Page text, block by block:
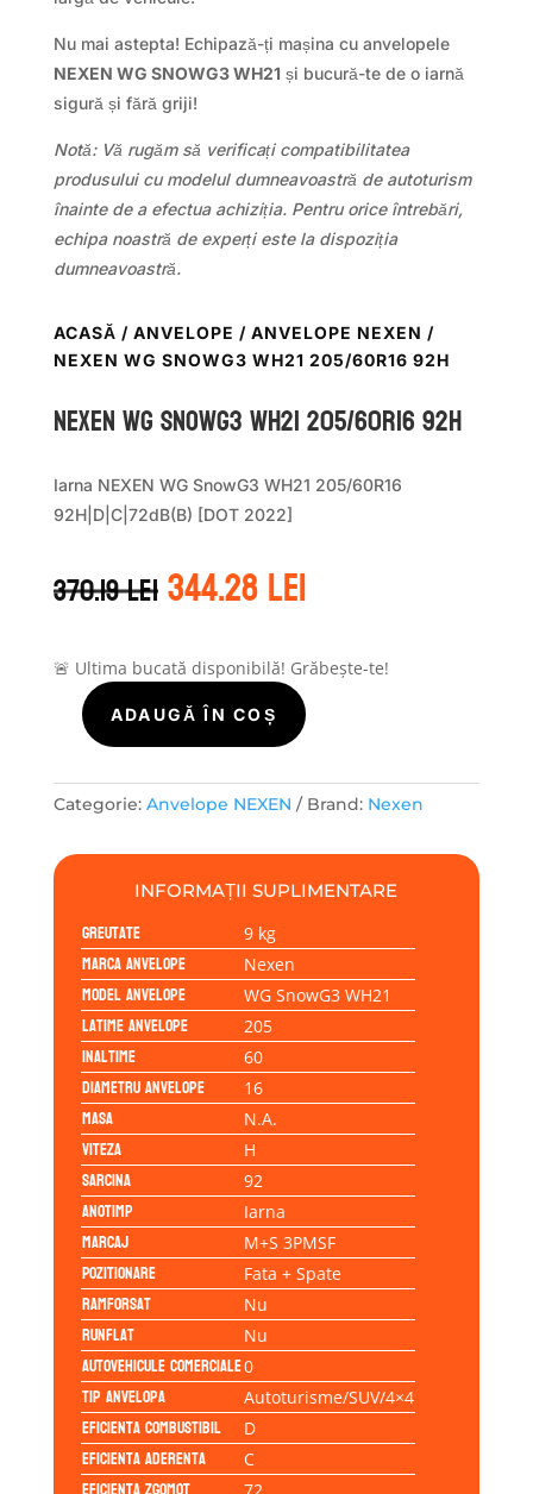
Nu mai astepta! Echipază-ți mașina cu anvelopele
NEXEN WG SNOWG3 WH21 și bucură-te de o iarnă
sigură și fără griji!
Notă: Vă rugăm să verificați compatibilitatea
produsului cu modelul dumneavoastră de autoturism
înainte de a efectua achiziția. Pentru orice întrebări,
echipa noastră de experți este la dispoziția
dumneavoastră.
ACASĂ / ANVELOPE / ANVELOPE NEXEN /
NEXEN WG SNOWG3 WH21 205/60R16 92H
Nexen WG SNOWG3 WH21 205/60R16 92H
Iarna NEXEN WG SnowG3 WH21 205/60R16
92H|D|C|72dB(B) [DOT 2022]
370.19leiPrețul
inițial
fost:
370.19 lei.
344.28leiPrețul
curent
344.28 lei.
🚨 Ultima bucată disponibilă! Grăbește-te!
Cantitate
WG
SNOWG3
205/60R16
ADAUGĂ ÎN COȘ
Categorie: Anvelope NEXEN Brand: Nexen
INFORMAȚII SUPLIMENTARE
Greutate 9 kg
Marca anvelope Nexen
Model anvelope WG SnowG3 WH21
Latime anvelope 205
Inaltime 60
Diametru anvelope 16
Masa N.A.
Viteza H
Sarcina 92
Anotimp Iarna
Marcaj M+S 3PMSF
Pozitionare Fata + Spate
Ramforsat Nu
Runflat Nu
Autovehicule comerciale0
Tip anvelopa Autoturisme/SUV/4×4
Eficienta Combustibil D
Eficienta Aderenta C